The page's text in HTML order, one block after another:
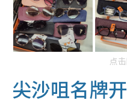
点
尖沙咀名牌